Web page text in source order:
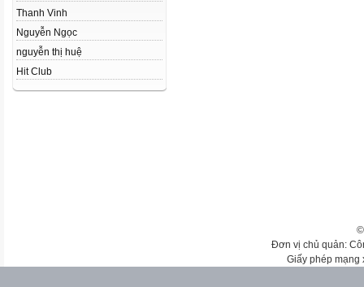
Thanh Vinh
Nguyễn Ngọc
nguyễn thị huệ
Hit Club
Đơn vị chủ quản:
Giấy phép mạng